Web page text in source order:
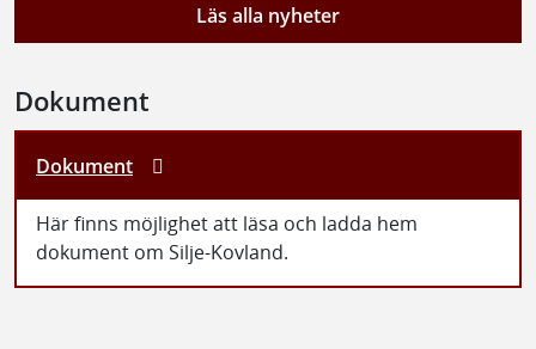
Läs alla nyheter
Dokument
Dokument
Här finns möjlighet att läsa och ladda hem
dokument om Silje-Kovland.